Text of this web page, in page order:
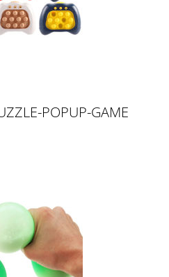
POPUP-GAME